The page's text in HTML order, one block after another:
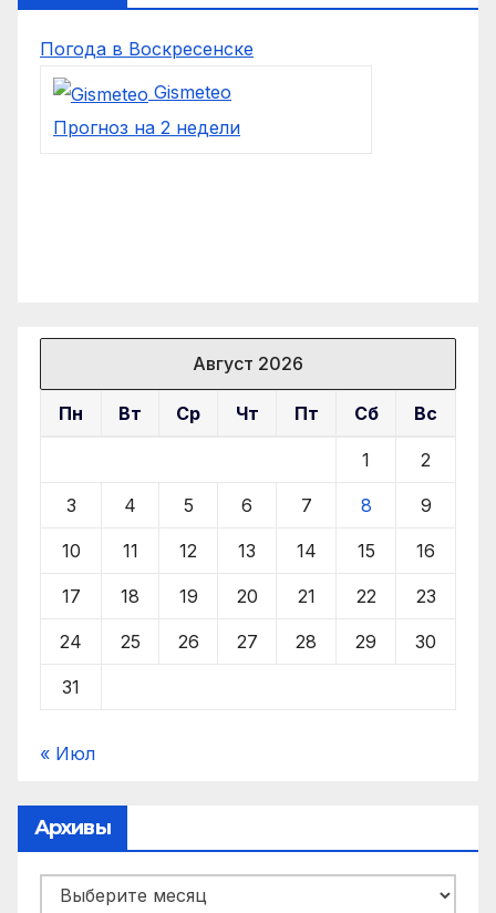
Погода в Воскресенске
Gismeteo
Прогноз на 2 недели
Август 2026
Пн Вт Ср Чт Пт Сб Вс
1 2
3 4 5 6 7 8 9
10 11 12 13 14 15 16
17 18 19 20 21 22 23
24 25 26 27 28 29 30
31
« Июл
Архивы
Архивы